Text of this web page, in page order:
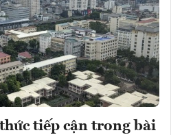
tiếp cận trong bài